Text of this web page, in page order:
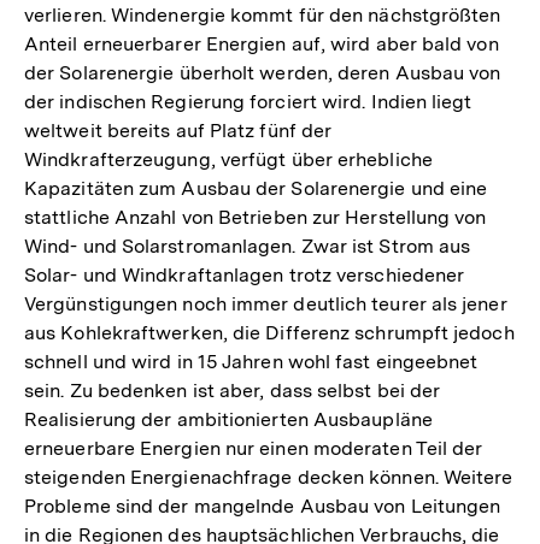
verlieren. Windenergie kommt für den nächstgrößten
Anteil erneuerbarer Energien auf, wird aber bald von
der Solarenergie überholt werden, deren Ausbau von
der indischen Regierung forciert wird. Indien liegt
weltweit bereits auf Platz fünf der
Windkrafterzeugung, verfügt über erhebliche
Kapazitäten zum Ausbau der Solarenergie und eine
stattliche Anzahl von Betrieben zur Herstellung von
Wind- und Solarstromanlagen. Zwar ist Strom aus
Solar- und Windkraftanlagen trotz verschiedener
Vergünstigungen noch immer deutlich teurer als jener
aus Kohlekraftwerken, die Differenz schrumpft jedoch
schnell und wird in 15 Jahren wohl fast eingeebnet
sein. Zu bedenken ist aber, dass selbst bei der
Realisierung der ambitionierten Ausbaupläne
erneuerbare Energien nur einen moderaten Teil der
steigenden Energienachfrage decken können. Weitere
Probleme sind der mangelnde Ausbau von Leitungen
in die Regionen des hauptsächlichen Verbrauchs, die